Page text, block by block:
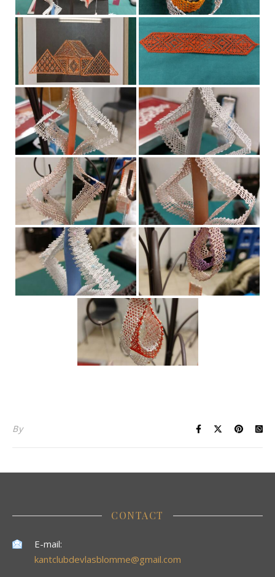
By
CONTACT
E-mail:
kantclubdevlasblomme@gmail.com